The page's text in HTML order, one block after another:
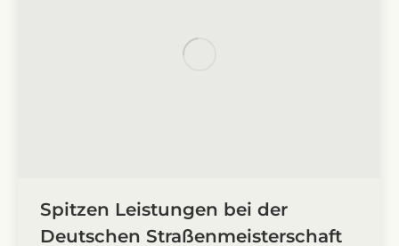
Spitzen Leistungen bei der
Deutschen Straßenmeisterschaft